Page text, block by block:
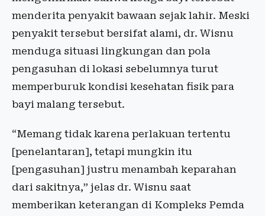
menderita penyakit bawaan sejak lahir. Meski
penyakit tersebut bersifat alami, dr. Wisnu
menduga situasi lingkungan dan pola
pengasuhan di lokasi sebelumnya turut
memperburuk kondisi kesehatan fisik para
bayi malang tersebut.
“Memang tidak karena perlakuan tertentu
[penelantaran], tetapi mungkin itu
[pengasuhan] justru menambah keparahan
dari sakitnya,” jelas dr. Wisnu saat
memberikan keterangan di Kompleks Pemda